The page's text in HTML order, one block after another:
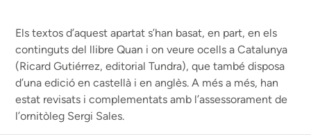
Els textos d’aquest apartat s’han basat, en part, en els
continguts del llibre Quan i on veure ocells a Catalunya
(Ricard Gutiérrez, editorial Tundra), que també disposa
d’una edició en castellà i en anglès. A més a més, han
estat revisats i complementats amb l’assessorament de
l’ornitòleg Sergi Sales.